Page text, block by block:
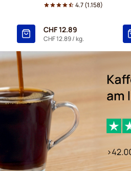
4.7(1.158)
CHF 12.89
CHF 12.89/ kg.